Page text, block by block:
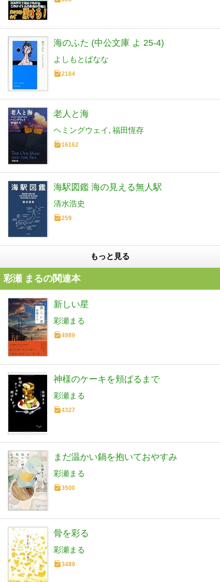
海のふた (中公文庫 よ 25-4)
よしもとばなな
2184
老人と海
ヘミングウェイ 福田恆存
16162
海駅図鑑 海の見える無人駅
清水浩史
259
もっと見る
彩瀬 まるの関連本
新しい星
彩瀬まる
4989
神様のケーキを頬ばるまで
彩瀬まる
4327
まだ温かい鍋を抱いておやすみ
彩瀬まる
3500
骨を彩る
彩瀬まる
3489